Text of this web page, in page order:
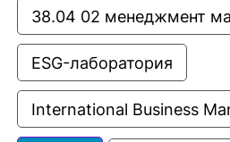
38.04 02 менеджмент
ESG-лаборатория
International Business